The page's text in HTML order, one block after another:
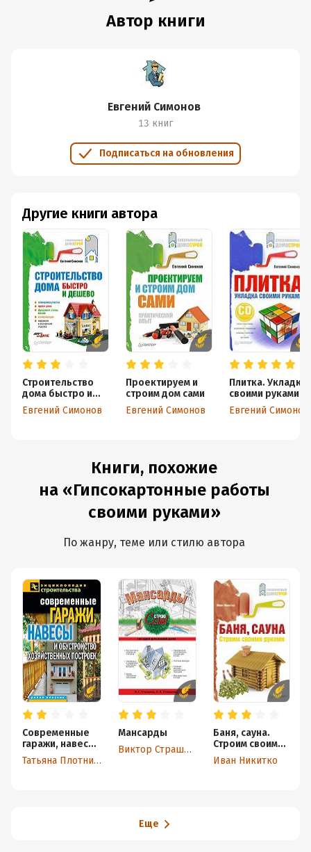
Автор книги
Евгений Симонов
13 книг
Подписаться на обновления
Другие книги автора
Строительство
дома быстро и
дешево
Евгений Симонов
Проектируем и
строим дом сами
Евгений Симонов
Плитка. Укладка
своими руками
Евгений Симонов
Книги, похожие
на «Гипсокартонные работы
своими руками»
По жанру, теме или стилю автора
Современные
гаражи, навесы
и обустройство
хозяйственныхТатьяна Плотникова
Мансарды
Виктор Страшнов
Баня, сауна.
Строим своими
руками
Иван Никитко
Еще